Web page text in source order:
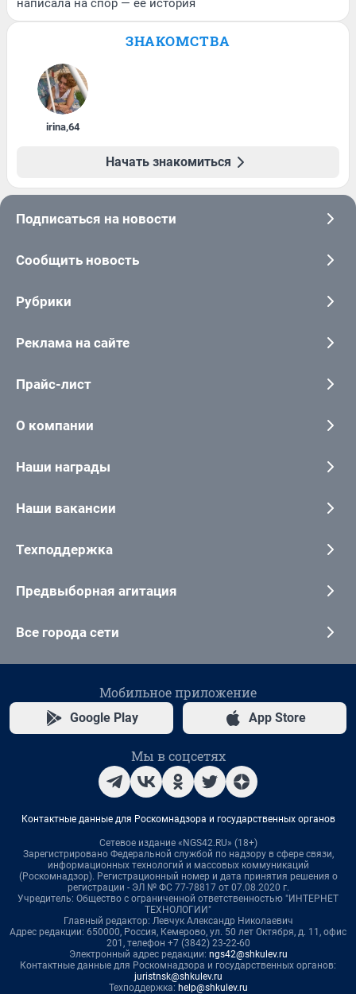
написала на спор — ее история
ЗНАКОМСТВА
irina,64
Начать знакомиться
Подписаться на новости
Сообщить новость
Рубрики
Реклама на сайте
Прайс-лист
О компании
Наши награды
Наши вакансии
Техподдержка
Предвыборная агитация
Все города сети
Мобильное приложение
Google Play App Store
Мы в соцсетях
Контактные данные для Роскомнадзора и государственных органов
Сетевое издание «NGS42.RU» (18+)
Зарегистрировано Федеральной службой по надзору в сфере связи,
информационных технологий и массовых коммуникаций
(Роскомнадзор). Регистрационный номер и дата принятия решения о
регистрации - ЭЛ № ФС 77-78817 от 07.08.2020 г.
Учредитель: Общество с ограниченной ответственностью "ИНТЕРНЕТ
ТЕХНОЛОГИИ"
Главный редактор: Левчук Александр Николаевич
Адрес редакции: 650000, Россия, Кемерово, ул. 50 лет Октября, д. 11, офис
201, телефон +7 (3842) 23-22-60
Электронный адрес редакции: ngs42@shkulev.ru
Контактные данные для Роскомнадзора и государственных органов:
juristnsk@shkulev.ru
Техподдержка: help@shkulev.ru